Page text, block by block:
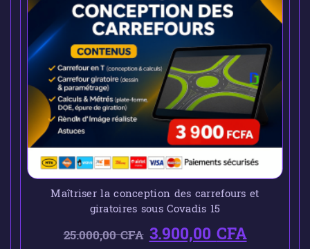
Maîtriser la conception des carrefours et
giratoires sous Covadis 15
25.000,00CFA 3.900,00CFA